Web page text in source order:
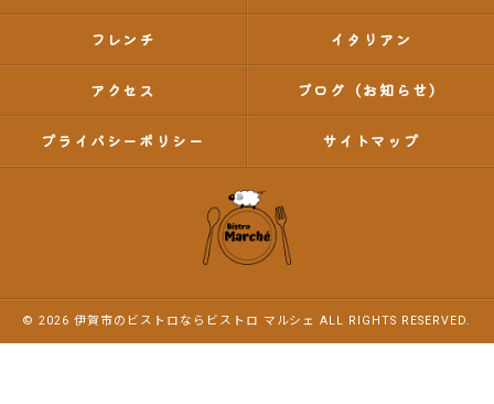
フレンチ イタリアン
アクセス ブログ（お知らせ）
プライバシーポリシー サイトマップ
© 2026 伊賀市のビストロならビストロ マルシェ ALL RIGHTS RESERVED.